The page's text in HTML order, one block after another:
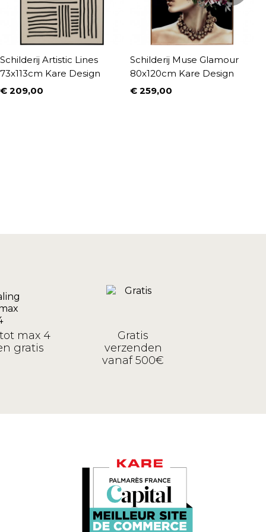
Schilderij Artistic Lines
73x113cm Kare Design
Prijs
€ 209,00
Schilderij Muse Glamour
80x120cm Kare Design
Prijs
€ 259,00
max 4
gratis
Gratis
verzenden
vanaf 500€